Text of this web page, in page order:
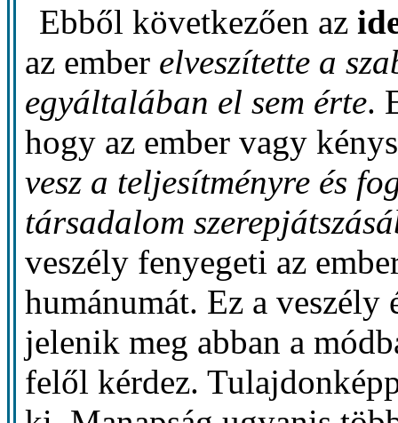
Ebből következően az
az ember elveszítette a
egyáltalában el sem érte.
hogy az ember vagy
vesz a teljesítményre és
társadalom
veszély fenyegeti az
humánumát. Ez a veszély
jelenik meg abban a
felől kérdez.